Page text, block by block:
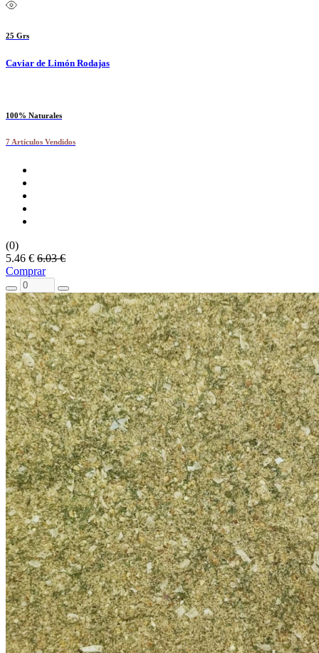
25 Grs
Caviar de Limón Rodajas
100% Naturales
7 Artículos Vendidos
(0)
5.46 € 6.03 €
Comprar